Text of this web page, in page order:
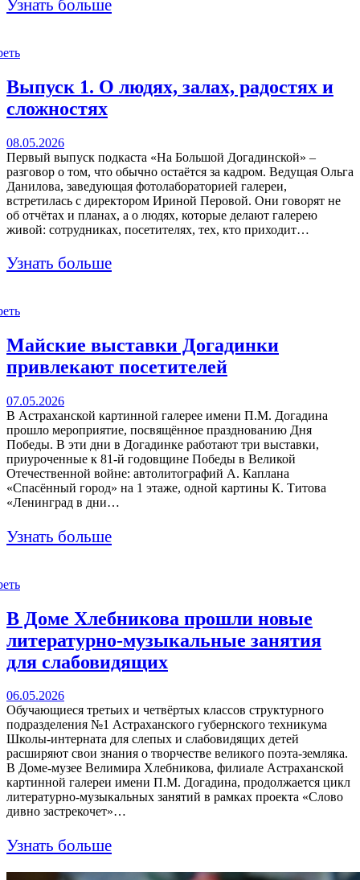
Узнать больше
Выпуск 1. О людях, залах, радостях и
сложностях
08.05.2026
Первый выпуск подкаста «На Большой Догадинской» –
разговор о том, что обычно остаётся за кадром. Ведущая Ольга
Данилова, заведующая фотолабораторией галереи,
встретилась с директором Ириной Перовой. Они говорят не
об отчётах и планах, а о людях, которые делают галерею
живой: сотрудниках, посетителях, тех, кто приходит…
Узнать больше
Майские выставки Догадинки
привлекают посетителей
07.05.2026
В Астраханской картинной галерее имени П.М. Догадина
прошло мероприятие, посвящённое празднованию Дня
Победы. В эти дни в Догадинке работают три выставки,
приуроченные к 81-й годовщине Победы в Великой
Отечественной войне: автолитографий А. Каплана
«Спасённый город» на 1 этаже, одной картины К. Титова
«Ленинград в дни…
Узнать больше
В Доме Хлебникова прошли новые
литературно-музыкальные занятия
для слабовидящих
06.05.2026
Обучающиеся третьих и четвёртых классов структурного
подразделения №1 Астраханского губернского техникума
Школы-интерната для слепых и слабовидящих детей
расширяют свои знания о творчестве великого поэта-земляка.
В Доме-музее Велимира Хлебникова, филиале Астраханской
картинной галереи имени П.М. Догадина, продолжается цикл
литературно-музыкальных занятий в рамках проекта «Слово
дивно застрекочет»…
Узнать больше